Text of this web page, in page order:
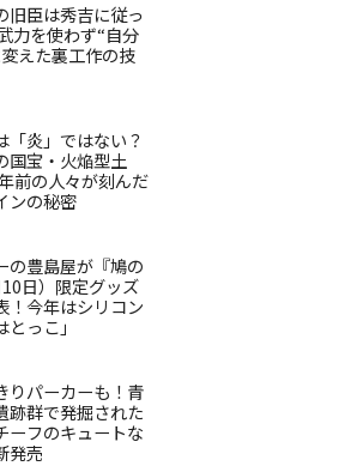
旧臣は秀吉に従っ
力を使わず“自分
えた裏工作の技
「炎」ではない？
国宝・火焔型土
前の人々が刻んだ
ンの秘密
の豊島屋が『鳩の
日）限定グッズ
！今年はシリコン
っこ」
りパーカーも！青
跡群で発掘された
ーフのキュートな
発売